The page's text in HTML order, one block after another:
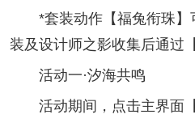
*套装动作【福兔衔珠】
装及设计师之影收集后通过
活动一·汐海共鸣
活动期间，点击主界面